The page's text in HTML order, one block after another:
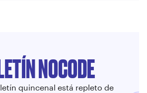
NOCODE
quincenal está repleto de